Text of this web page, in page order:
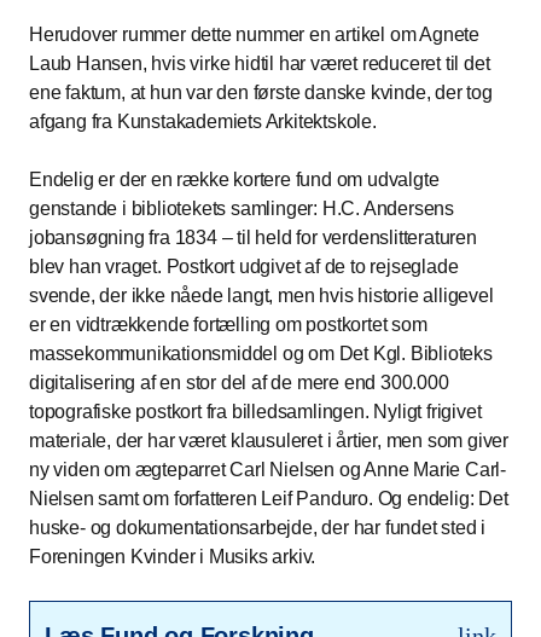
Herudover rummer dette nummer en artikel om Agnete
Laub Hansen, hvis virke hidtil har været reduceret til det
ene faktum, at hun var den første danske kvinde, der tog
afgang fra Kunstakademiets Arkitektskole.
Endelig er der en række kortere fund om udvalgte
genstande i bibliotekets samlinger: H.C. Andersens
jobansøgning fra 1834 – til held for verdenslitteraturen
blev han vraget. Postkort udgivet af de to rejseglade
svende, der ikke nåede langt, men hvis historie alligevel
er en vidtrækkende fortælling om postkortet som
massekommunikationsmiddel og om Det Kgl. Biblioteks
digitalisering af en stor del af de mere end 300.000
topografiske postkort fra billedsamlingen. Nyligt frigivet
materiale, der har været klausuleret i årtier, men som giver
ny viden om ægteparret Carl Nielsen og Anne Marie Carl-
Nielsen samt om forfatteren Leif Panduro. Og endelig: Det
huske- og dokumentationsarbejde, der har fundet sted i
Foreningen Kvinder i Musiks arkiv.